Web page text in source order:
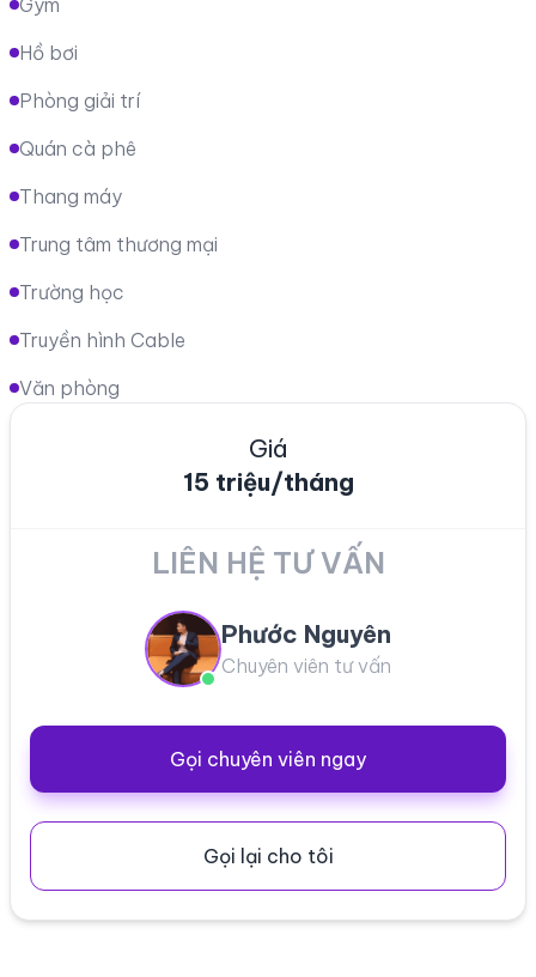
Gym
Hồ bơi
Phòng giải trí
Quán cà phê
Thang máy
Trung tâm thương mại
Trường học
Truyền hình Cable
Văn phòng
Giá
15 triệu/tháng
LIÊN HỆ TƯ VẤN
Phước Nguyên
Chuyên viên tư vấn
Gọi chuyên viên ngay
Gọi lại cho tôi